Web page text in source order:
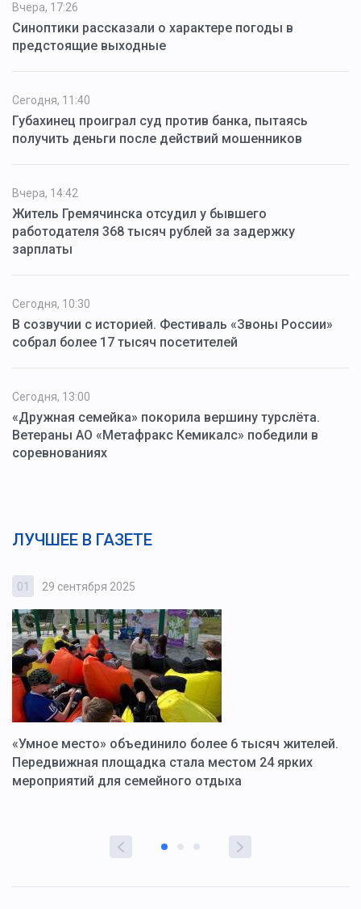
Вчера, 17:26
Синоптики рассказали о характере погоды в
предстоящие выходные
Сегодня, 11:40
Губахинец проиграл суд против банка, пытаясь
получить деньги после действий мошенников
Вчера, 14:42
Житель Гремячинска отсудил у бывшего
работодателя 368 тысяч рублей за задержку
зарплаты
Сегодня, 10:30
В созвучии с историей. Фестиваль «Звоны России»
собрал более 17 тысяч посетителей
Сегодня, 13:00
«Дружная семейка» покорила вершину турслёта.
Ветераны АО «Метафракс Кемикалс» победили в
соревнованиях
ЛУЧШЕЕ В ГАЗЕТЕ
01 29 сентября 2025
«Умное место» объединило более 6 тысяч жителей.
Передвижная площадка стала местом 24 ярких
мероприятий для семейного отдыха